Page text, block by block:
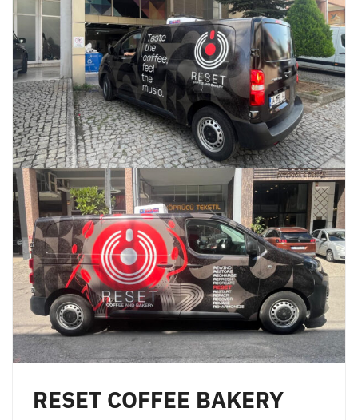
RESET COFFEE BAKERY